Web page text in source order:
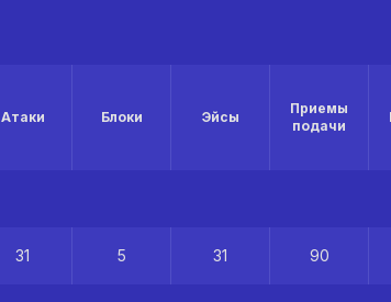
Атаки Блоки Эйсы
Приемы
подачи
31 5 31 90